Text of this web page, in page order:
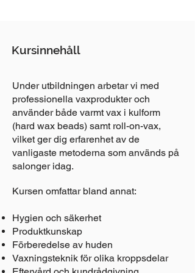
Kursinnehåll
Under utbildningen arbetar vi med
professionella vaxprodukter och
använder både varmt vax i kulform
(hard wax beads) samt roll-on-vax,
vilket ger dig erfarenhet av de
vanligaste metoderna som används på
salonger idag.
Kursen omfattar bland annat:
Hygien och säkerhet
Produktkunskap
Förberedelse av huden
Vaxningsteknik för olika kroppsdelar